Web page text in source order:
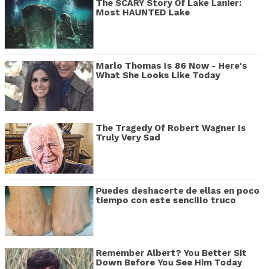
The SCARY Story Of Lake Lanier:
Most HAUNTED Lake
Marlo Thomas Is 86 Now - Here's
What She Looks Like Today
The Tragedy Of Robert Wagner Is
Truly Very Sad
Puedes deshacerte de ellas en poco
tiempo con este sencillo truco
Remember Albert? You Better Sit
Down Before You See Him Today